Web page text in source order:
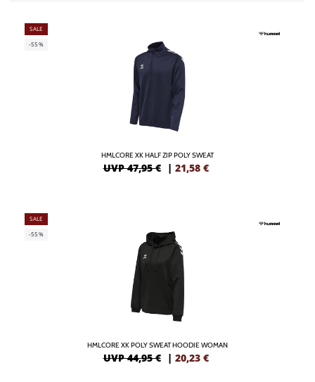
SALE
-55%
HMLCORE XK HALF ZIP POLY SWEAT
UVP 47,95 € | 21,58 €
SALE
-55%
HMLCORE XK POLY SWEAT HOODIE WOMAN
UVP 44,95 € | 20,23 €